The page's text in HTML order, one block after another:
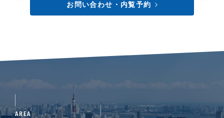
お問い合わせ・内覧予約
AREA